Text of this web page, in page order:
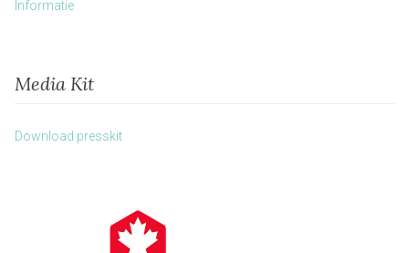
Informatie
Media Kit
Download presskit